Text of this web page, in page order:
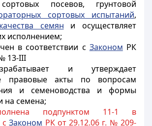
посевов, грунтовой
сортовых испытаний,
семян и осуществляет
исполнением;
в соответствии с Законом РК
13-III
и утверждает
правовые акты по вопросам
и семеноводства и формы
на семена;
подпунктом 11-1 в
сЗаконом РК от 29.12.06 г. № 209-